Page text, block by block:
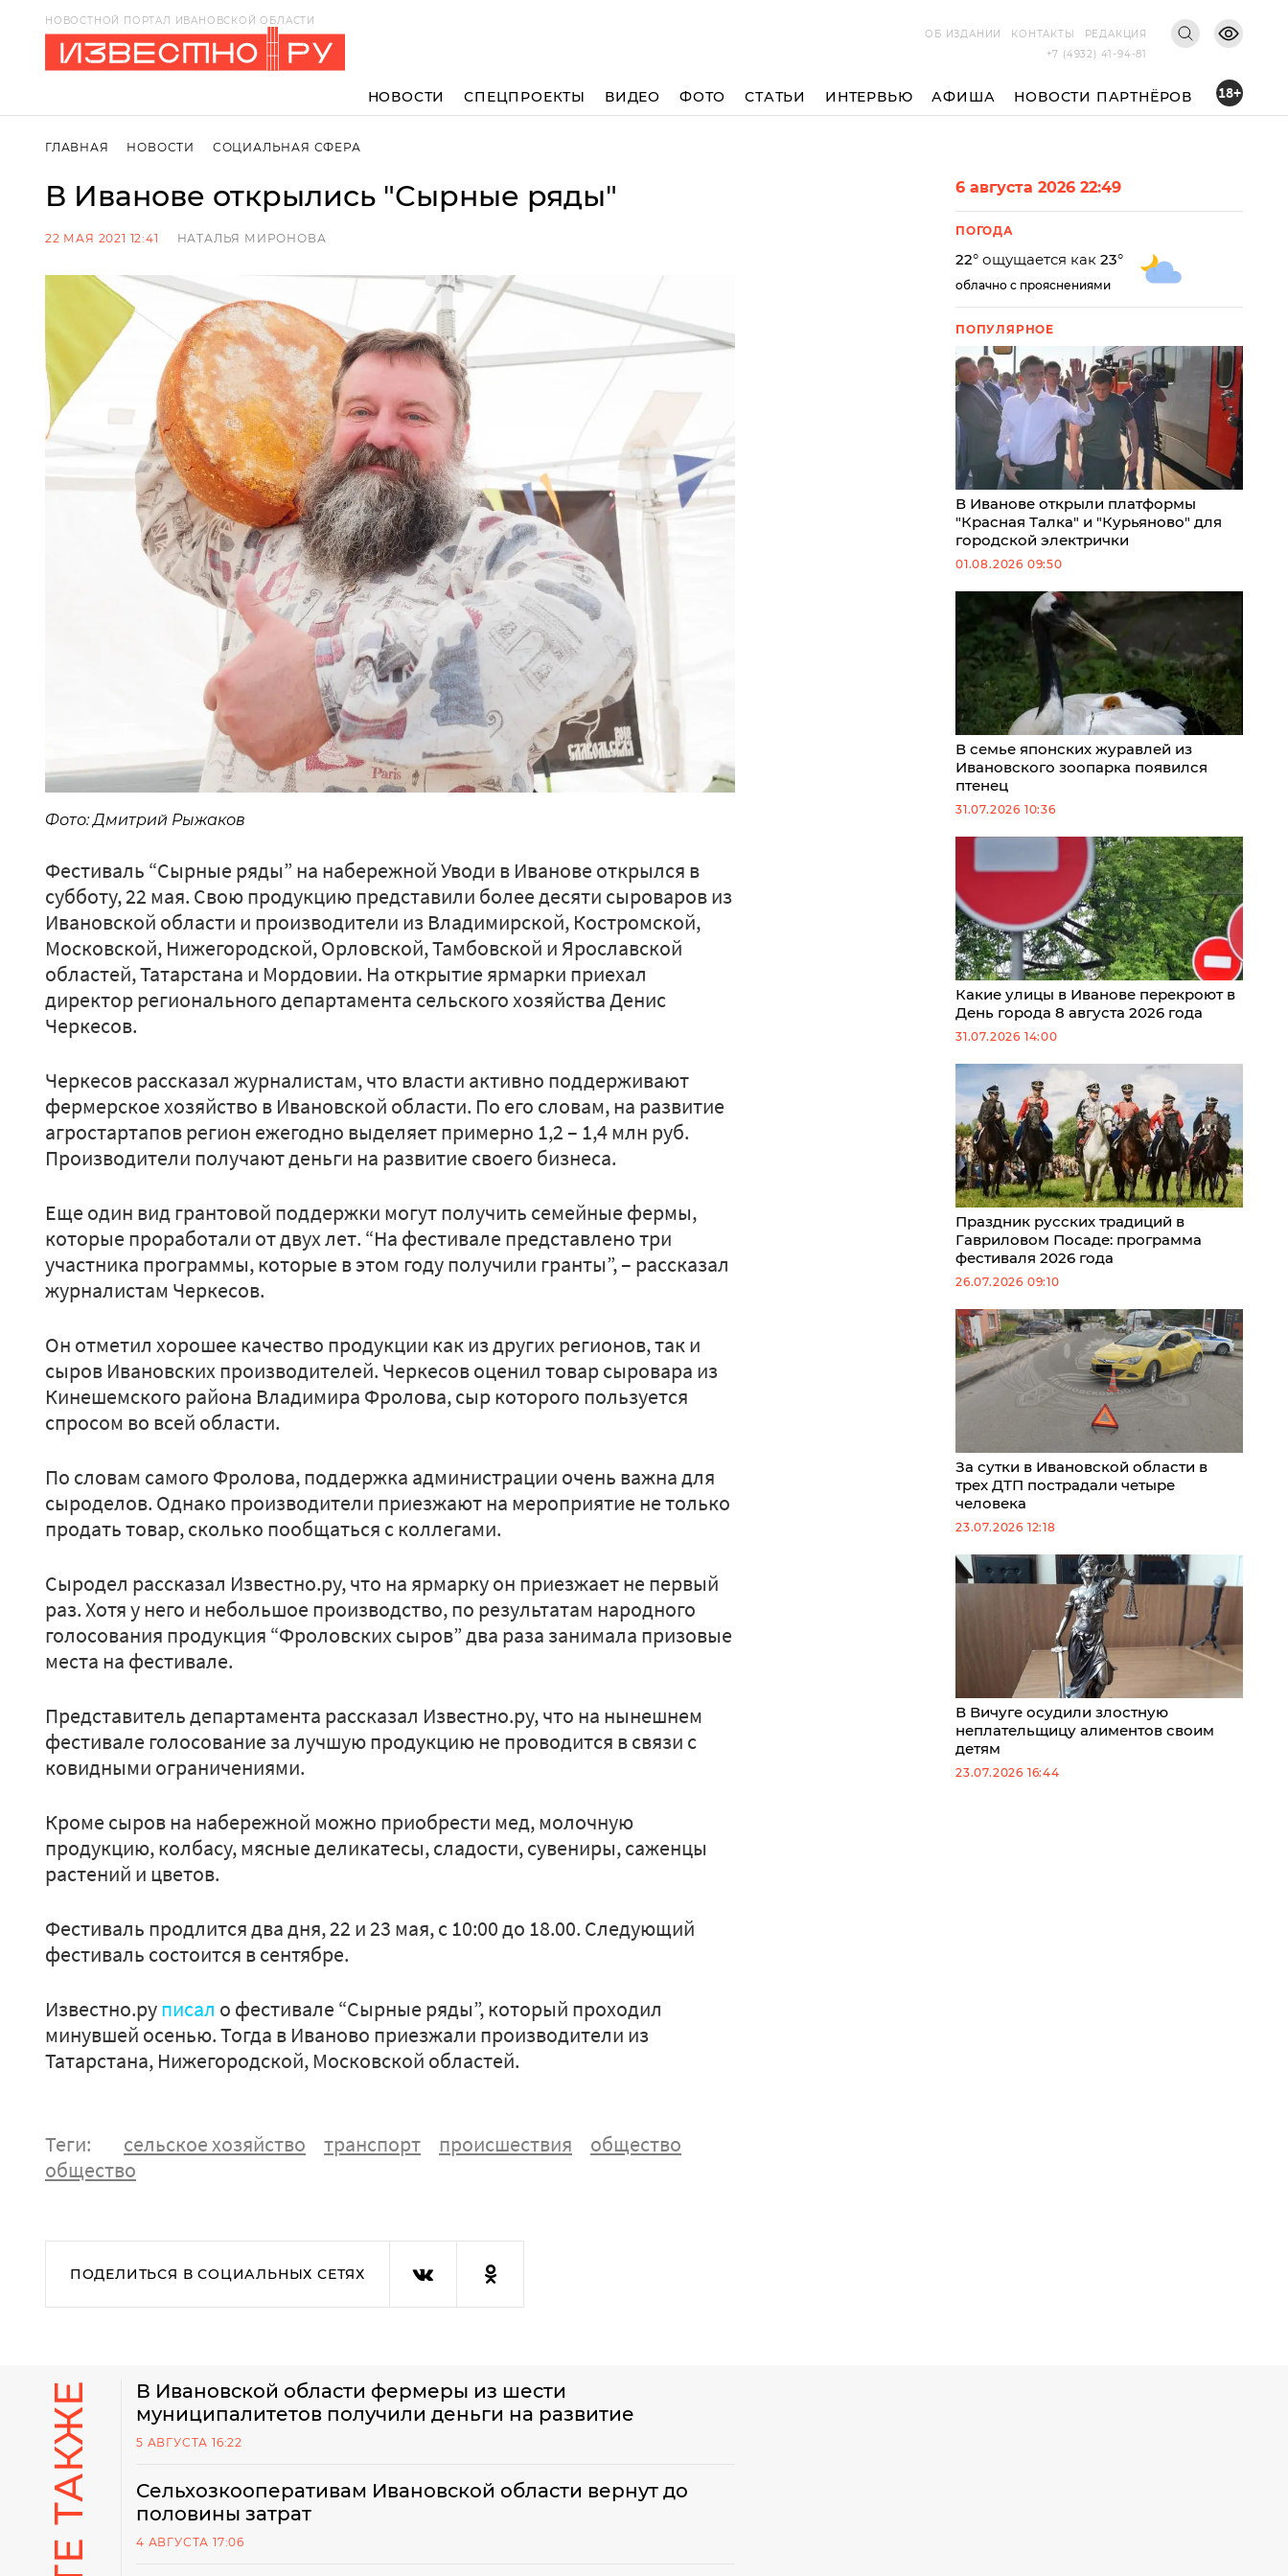
НОВОСТНОЙ ПОРТАЛ ИВАНОВСКОЙ ОБЛАСТИ
ОБ ИЗДАНИИ
КОНТАКТЫ
РЕДАКЦИЯ
+7 (4932) 41-94-81
НОВОСТИ СПЕЦПРОЕКТЫ ВИДЕО ФОТО СТАТЬИ ИНТЕРВЬЮ АФИША НОВОСТИ ПАРТНЁРОВ 18+
ГЛАВНАЯ НОВОСТИ СОЦИАЛЬНАЯ СФЕРА
В Иванове открылись "Сырные ряды"
22 МАЯ 2021 12:41 НАТАЛЬЯ МИРОНОВА
Фото: Дмитрий Рыжаков
Фестиваль “Сырные ряды” на набережной Уводи в Иванове открылся в
субботу, 22 мая. Свою продукцию представили более десяти сыроваров из
Ивановской области и производители из Владимирской, Костромской,
Московской, Нижегородской, Орловской, Тамбовской и Ярославской
областей, Татарстана и Мордовии. На открытие ярмарки приехал
директор регионального департамента сельского хозяйства Денис
Черкесов.
Черкесов рассказал журналистам, что власти активно поддерживают
фермерское хозяйство в Ивановской области. По его словам, на развитие
агростартапов регион ежегодно выделяет примерно 1,2 – 1,4 млн руб.
Производители получают деньги на развитие своего бизнеса.
Еще один вид грантовой поддержки могут получить семейные фермы,
которые проработали от двух лет. “На фестивале представлено три
участника программы, которые в этом году получили гранты”, – рассказал
журналистам Черкесов.
Он отметил хорошее качество продукции как из других регионов, так и
сыров Ивановских производителей. Черкесов оценил товар сыровара из
Кинешемского района Владимира Фролова, сыр которого пользуется
спросом во всей области.
По словам самого Фролова, поддержка администрации очень важна для
сыроделов. Однако производители приезжают на мероприятие не только
продать товар, сколько пообщаться с коллегами.
Сыродел рассказал Известно.ру, что на ярмарку он приезжает не первый
раз. Хотя у него и небольшое производство, по результатам народного
голосования продукция “Фроловских сыров” два раза занимала призовые
места на фестивале.
Представитель департамента рассказал Известно.ру, что на нынешнем
фестивале голосование за лучшую продукцию не проводится в связи с
ковидными ограничениями.
Кроме сыров на набережной можно приобрести мед, молочную
продукцию, колбасу, мясные деликатесы, сладости, сувениры, саженцы
растений и цветов.
Фестиваль продлится два дня, 22 и 23 мая, с 10:00 до 18.00. Следующий
фестиваль состоится в сентябре.
Известно.руписал о фестивале “Сырные ряды”, который проходил
минувшей осенью. Тогда в Иваново приезжали производители из
Татарстана, Нижегородской, Московской областей.
Теги: сельское хозяйство транспорт происшествия
общество
общество
ПОДЕЛИТЬСЯ В СОЦИАЛЬНЫХ СЕТЯХ
6 августа 2026 22:49
ПОГОДА
22° ощущается как 23°
облачно с прояснениями
ПОПУЛЯРНОЕ
В Иванове открыли платформы
"Красная Талка" и "Курьяново" для
городской электрички
01.08.2026 09:50
В семье японских журавлей из
Ивановского зоопарка появился
птенец
31.07.2026 10:36
Какие улицы в Иванове перекроют в
День города 8 августа 2026 года
31.07.2026 14:00
Праздник русских традиций в
Гавриловом Посаде: программа
фестиваля 2026 года
26.07.2026 09:10
За сутки в Ивановской области в
трех ДТП пострадали четыре
человека
23.07.2026 12:18
В Вичуге осудили злостную
неплательщицу алиментов своим
детям
23.07.2026 16:44
В Ивановской области фермеры из шести
муниципалитетов получили деньги на развитие
5 АВГУСТА 16:22
Сельхозкооперативам Ивановской области вернут до
половины затрат
4 АВГУСТА 17:06